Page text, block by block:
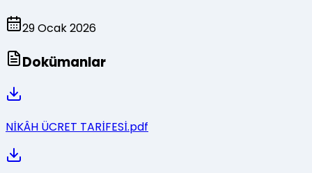
29Ocak2026
Dokümanlar
NİKÂH ÜCRET TARİFESİ.pdf